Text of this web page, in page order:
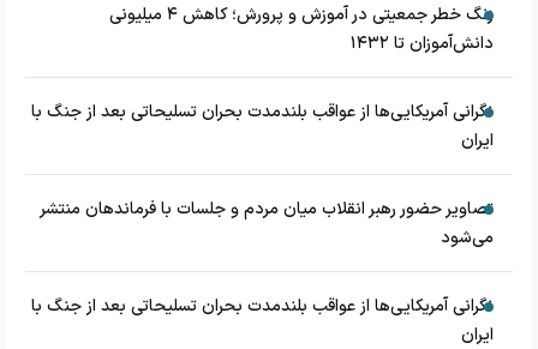
زنگ خطر جمعیتی در آموزش و پرورش؛ کاهش ۴ میلیونی
دانش‌آموزان تا ۱۴۳۲
نگرانی آمریکایی‌ها از عواقب بلندمدت بحران تسلیحاتی بعد از جنگ با
ایران
تصاویر حضور رهبر انقلاب میان مردم و جلسات با فرماندهان منتشر
می‌شود
نگرانی آمریکایی‌ها از عواقب بلندمدت بحران تسلیحاتی بعد از جنگ با
ایران